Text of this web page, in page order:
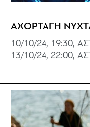
ΑΧΟΡΤΑΓΗ ΝΥΧΤΑ
10/10/24, 19:30,
13/10/24, 22:00,